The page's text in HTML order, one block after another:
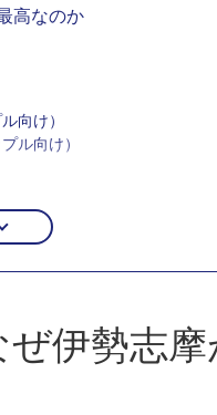
高なのか
向け）
ル向け）
伊勢志